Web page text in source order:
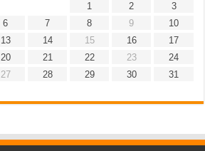
1
2
3
6 7 8 9
10
13 14 15 16
17
20 21 22 23
24
27 28 29 30
31